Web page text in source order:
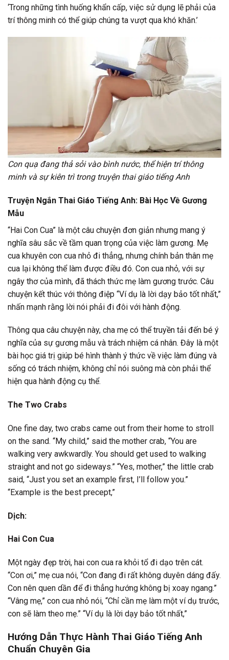
‘Trong những tình huống khẩn cấp, việc sử dụng lẽ phải của
trí thông minh có thể giúp chúng ta vượt qua khó khăn.’
Con quạ đang thả sỏi vào bình nước, thể hiện trí thông
minh và sự kiên trì trong truyện thai giáo tiếng Anh
Truyện Ngắn Thai Giáo Tiếng Anh: Bài Học Về Gương
Mẫu
“Hai Con Cua” là một câu chuyện đơn giản nhưng mang ý
nghĩa sâu sắc về tầm quan trọng của việc làm gương. Mẹ
cua khuyên con cua nhỏ đi thẳng, nhưng chính bản thân mẹ
cua lại không thể làm được điều đó. Con cua nhỏ, với sự
ngây thơ của mình, đã thách thức mẹ làm gương trước. Câu
chuyện kết thúc với thông điệp “Ví dụ là lời dạy bảo tốt nhất,”
nhấn mạnh rằng lời nói phải đi đôi với hành động.
Thông qua câu chuyện này, cha mẹ có thể truyền tải đến bé ý
nghĩa của sự gương mẫu và trách nhiệm cá nhân. Đây là một
bài học giá trị giúp bé hình thành ý thức về việc làm đúng và
sống có trách nhiệm, không chỉ nói suông mà còn phải thể
hiện qua hành động cụ thể.
The Two Crabs
One fine day, two crabs came out from their home to stroll
on the sand. “My child,” said the mother crab, “You are
walking very awkwardly. You should get used to walking
straight and not go sideways.” “Yes, mother,” the little crab
said, “Just you set an example first, I’ll follow you.”
“Example is the best precept,”
Dịch:
Hai Con Cua
Một ngày đẹp trời, hai con cua ra khỏi tổ đi dạo trên cát.
“Con ơi,” mẹ cua nói, “Con đang đi rất không duyên dáng đấy.
Con nên quen dần để đi thẳng hướng không bị xoay ngang.”
“Vâng mẹ,” con cua nhỏ nói, “Chỉ cần mẹ làm một ví dụ trước,
con sẽ làm theo mẹ.” “Ví dụ là lời dạy bảo tốt nhất,”
Hướng Dẫn Thực Hành Thai Giáo Tiếng Anh
Chuẩn Chuyên Gia